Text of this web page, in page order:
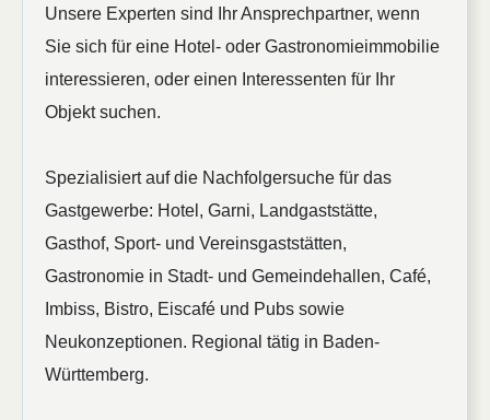
Unsere Experten sind Ihr Ansprechpartner, wenn
Sie sich für eine Hotel- oder Gastronomieimmobilie
interessieren, oder einen Interessenten für Ihr
Objekt suchen.
Spezialisiert auf die Nachfolgersuche für das
Gastgewerbe: Hotel, Garni, Landgaststätte,
Gasthof, Sport- und Vereinsgaststätten,
Gastronomie in Stadt- und Gemeindehallen, Café,
Imbiss, Bistro, Eiscafé und Pubs sowie
Neukonzeptionen. Regional tätig in Baden-
Württemberg.